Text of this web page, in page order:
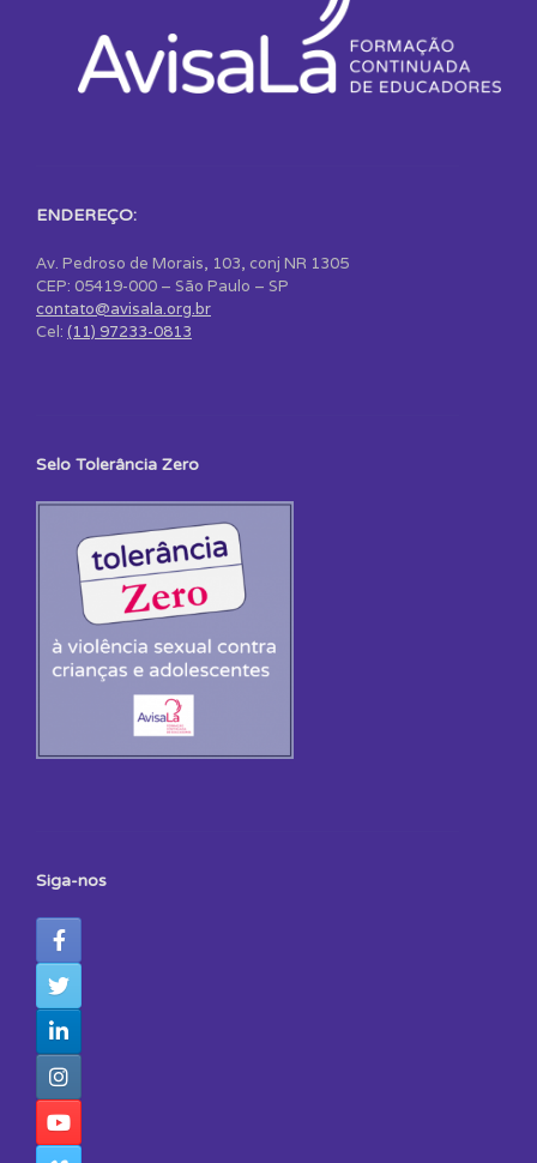
ENDEREÇO:
Av. Pedroso de Morais, 103, conj NR 1305
CEP: 05419-000 – São Paulo – SP
contato@avisala.org.br
Cel: (11) 97233-0813
Selo Tolerância Zero
Siga-nos